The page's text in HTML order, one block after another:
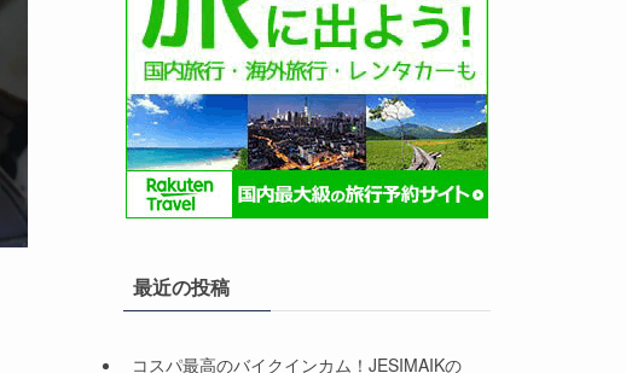
最近の投稿
コスパ最高のバイクインカム！JESIMAIKの